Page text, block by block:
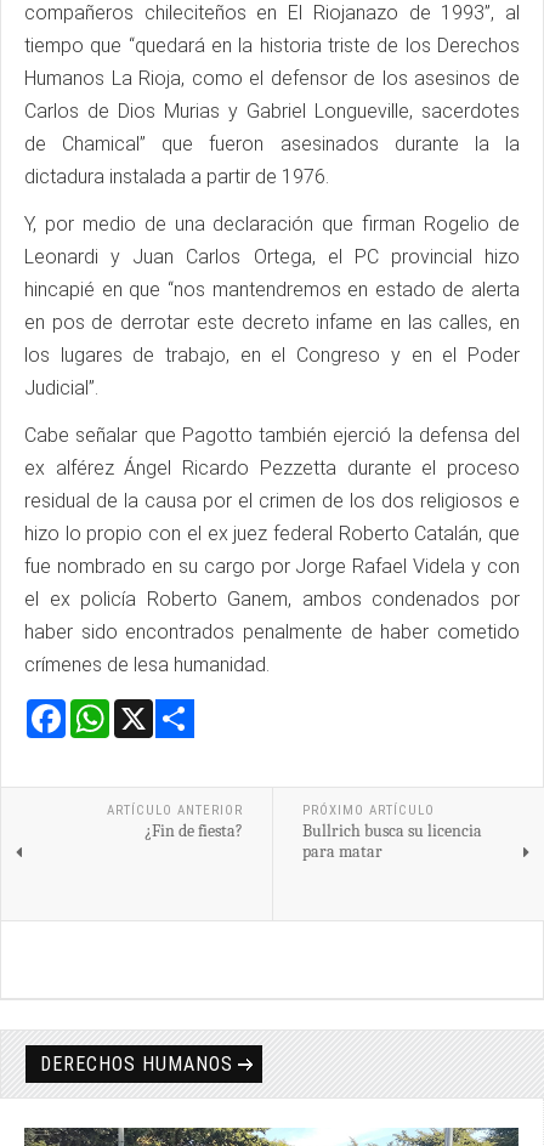
compañeros chileciteños en El Riojanazo de 1993”, al
tiempo que “quedará en la historia triste de los Derechos
Humanos La Rioja, como el defensor de los asesinos de
Carlos de Dios Murias y Gabriel Longueville, sacerdotes
de Chamical” que fueron asesinados durante la la
dictadura instalada a partir de 1976.
Y, por medio de una declaración que firman Rogelio de
Leonardi y Juan Carlos Ortega, el PC provincial hizo
hincapié en que “nos mantendremos en estado de alerta
en pos de derrotar este decreto infame en las calles, en
los lugares de trabajo, en el Congreso y en el Poder
Judicial”.
Cabe señalar que Pagotto también ejerció la defensa del
ex alférez Ángel Ricardo Pezzetta durante el proceso
residual de la causa por el crimen de los dos religiosos e
hizo lo propio con el ex juez federal Roberto Catalán, que
fue nombrado en su cargo por Jorge Rafael Videla y con
el ex policía Roberto Ganem, ambos condenados por
haber sido encontrados penalmente de haber cometido
crímenes de lesa humanidad.
Facebook
WhatsApp
ARTÍCULO ANTERIOR
¿Fin de fiesta?
PRÓXIMO ARTÍCULO
Bullrich busca su licencia
para matar
DERECHOS HUMANOS